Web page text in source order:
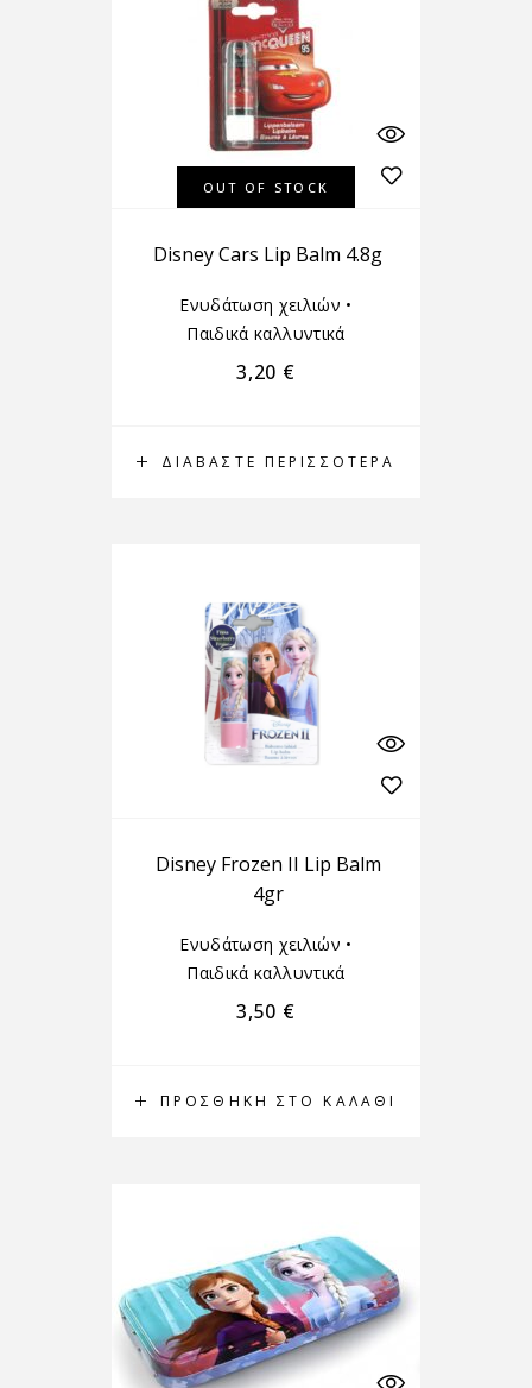
OUT OF STOCK
ΔΙΑΒΆΣΤΕ ΠΕΡΙΣΣΌΤΕΡΑ
Disney Cars Lip Balm 4.8g
Ενυδάτωση χειλιών •
Παιδικά καλλυντικά
3,20 €
ΠΡΟΣΘΉΚΗ ΣΤΟ ΚΑΛΆΘΙ
Disney Frozen II Lip Balm
4gr
Ενυδάτωση χειλιών •
Παιδικά καλλυντικά
3,50 €